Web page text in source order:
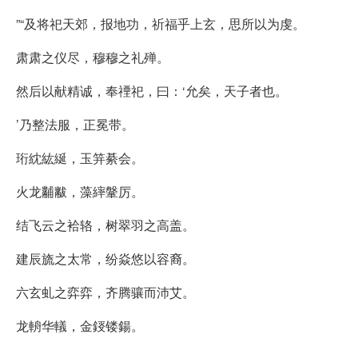
”“及将祀天郊，报地功，祈福乎上玄，思所以为虔。
肃肃之仪尽，穆穆之礼殚。
然后以献精诚，奉禋祀，曰：‘允矣，天子者也。
’乃整法服，正冕带。
珩紞紘綖，玉笄綦会。
火龙黼黻，藻繂鞶厉。
结飞云之袷辂，树翠羽之高盖。
建辰旒之太常，纷焱悠以容裔。
六玄虬之弈弈，齐腾骧而沛艾。
龙輈华轙，金鋄镂鍚。